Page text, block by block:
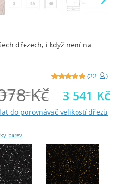
dřezech, i když není na
out of
5 from
(22 )
Kč 3 541 Kč
do porovnávač velikostí dřezů
barev